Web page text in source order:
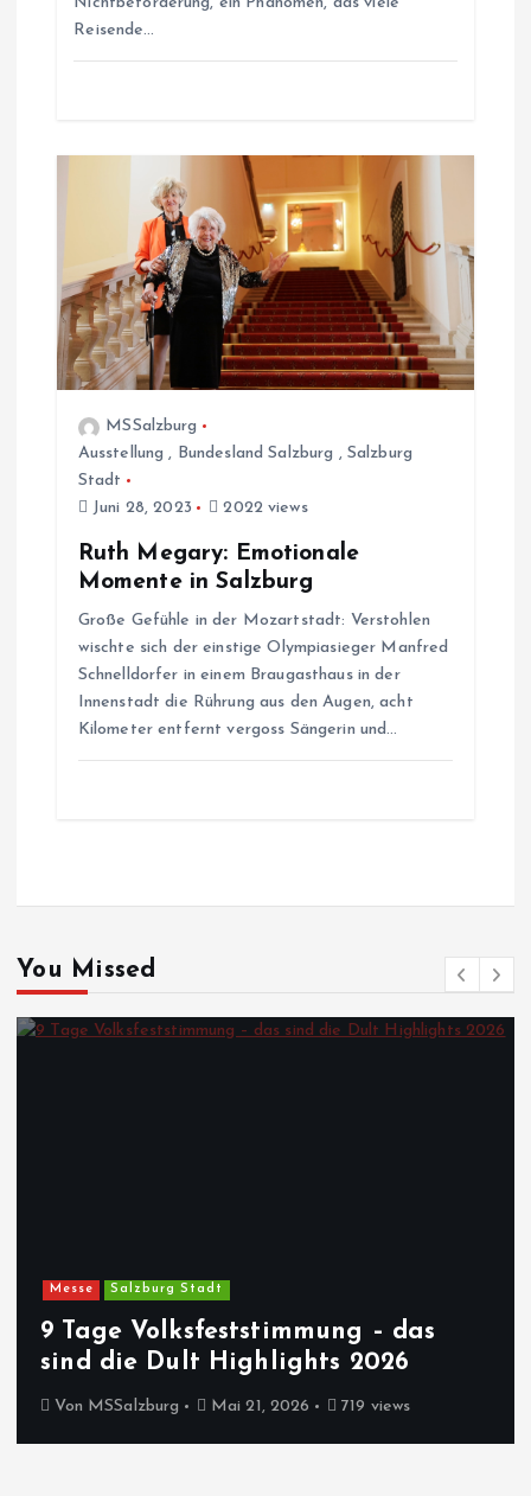
n
Reisende…
MSSalzburg
Ausstellung , Bundesland Salzburg , Salzburg
Stadt
Juni 28, 2023
2022 views
Ruth Megary: Emotionale
Momente in Salzburg
Große Gefühle in der Mozartstadt: Verstohlen
wischte sich der einstige Olympiasieger Manfred
Schnelldorfer in einem Braugasthaus in der
Innenstadt die Rührung aus den Augen, acht
Kilometer entfernt vergoss Sängerin und…
You Missed
Messe Salzburg Stadt
9 Tage Volksfeststimmung – das
sind die Dult Highlights 2026
Von MSSalzburg Mai 21, 2026 719 views